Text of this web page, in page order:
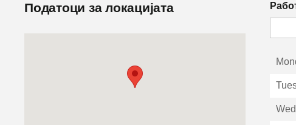
Податоци за локацијата